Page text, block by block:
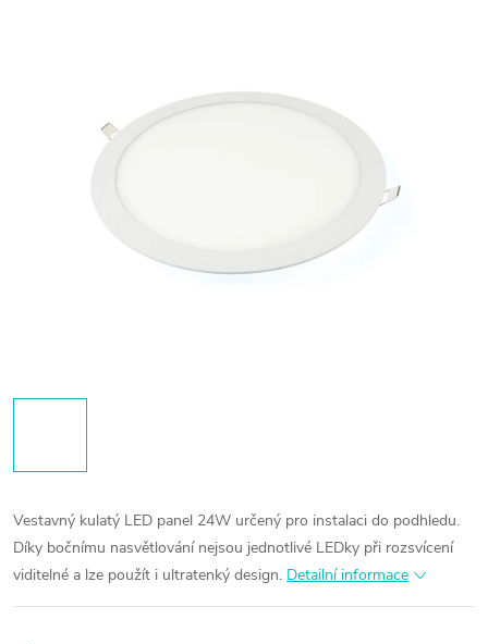
Vestavný kulatý LED panel 24W určený pro instalaci do podhledu.
Díky bočnímu nasvětlování nejsou jednotlivé LEDky při rozsvícení
viditelné a lze použít i ultratenký design. Detailní informace